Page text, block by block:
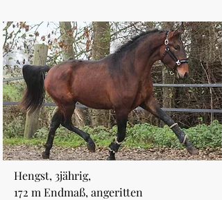
Hengst, 3jährig,
172 m Endmaß, angeritten